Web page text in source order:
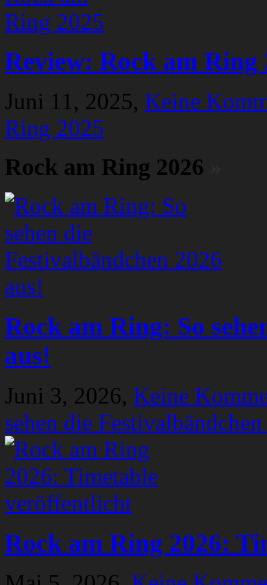
Review: Rock am Ring
Juni 11, 2025, Keine
Ring 2025
Rock am Ring 2026
Rock am Ring: So
aus!
Juni 3, 2026, Keine
sehen die
Rock am Ring 2026: